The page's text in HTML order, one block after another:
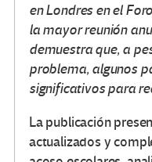
en Londres en el
la mayor reunión
demuestra que, a
problema, algunos
significativos para
La publicación
actualizados y